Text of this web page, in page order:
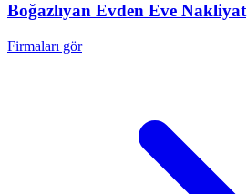
Boğazlıyan Evden Eve Nakliyat
Firmaları gör